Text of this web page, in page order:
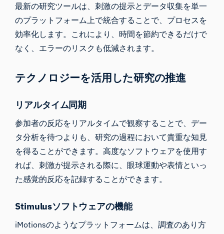
最新の研究ツールは、刺激の提示とデータ収集を単一
のプラットフォーム上で統合することで、プロセスを
効率化します。これにより、時間を節約できるだけで
なく、エラーのリスクも低減されます。
テクノロジーを活用した研究の推進
リアルタイム同期
参加者の反応をリアルタイムで観察することで、デー
タ分析を待つよりも、研究の過程において貴重な知見
を得ることができます。高度なソフトウェアを使用す
れば、刺激が提示される際に、眼球運動や表情といっ
た感覚的反応を記録することができます。
Stimulusソフトウェアの機能
iMotionsのようなプラットフォームは、調査のあり方